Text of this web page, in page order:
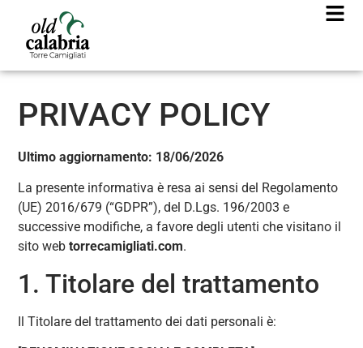
PRIVACY POLICY
Ultimo aggiornamento: 18/06/2026
La presente informativa è resa ai sensi del Regolamento
(UE) 2016/679 (“GDPR”), del D.Lgs. 196/2003 e
successive modifiche, a favore degli utenti che visitano il
sito webtorrecamigliati.com.
1. Titolare del trattamento
Il Titolare del trattamento dei dati personali è: